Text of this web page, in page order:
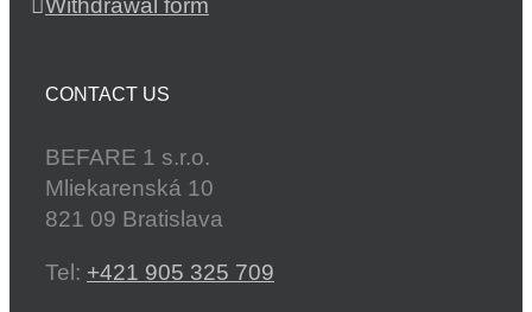
Withdrawal form
CONTACT US
BEFARE 1 s.r.o.
Mliekarenská 10
821 09 Bratislava
Tel: +421 905 325 709